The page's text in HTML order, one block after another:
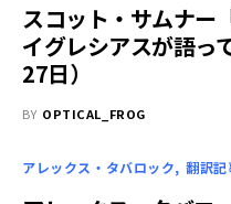
スコット・サムナー
イグレシアスが語っ
27日）
BY OPTICAL_FROG
アレックス・タバロック 翻訳記